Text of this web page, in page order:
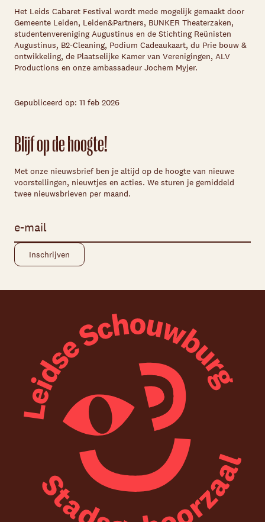
Het Leids Cabaret Festival wordt mede mogelijk gemaakt door
Gemeente Leiden, Leiden&Partners, BUNKER Theaterzaken,
studentenvereniging Augustinus en de Stichting Reünisten
Augustinus, B2-Cleaning, Podium Cadeaukaart, du Prie bouw &
ontwikkeling, de Plaatselijke Kamer van Verenigingen, ALV
Productions en onze ambassadeur Jochem Myjer.
Gepubliceerd op: 11 feb 2026
Blijf op de hoogte!
Met onze nieuwsbrief ben je altijd op de hoogte van nieuwe
voorstellingen, nieuwtjes en acties. We sturen je gemiddeld
twee nieuwsbrieven per maand.